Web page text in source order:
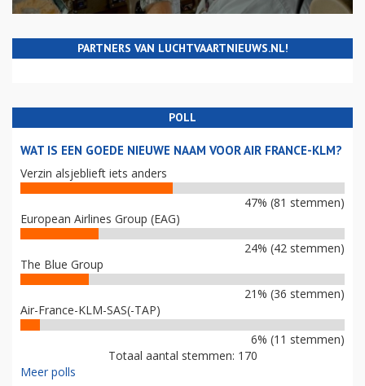
PARTNERS VAN LUCHTVAARTNIEUWS.NL!
POLL
WAT IS EEN GOEDE NIEUWE NAAM VOOR AIR FRANCE-KLM?
Verzin alsjeblieft iets anders
47% (81 stemmen)
European Airlines Group (EAG)
24% (42 stemmen)
The Blue Group
21% (36 stemmen)
Air-France-KLM-SAS(-TAP)
6% (11 stemmen)
Totaal aantal stemmen: 170
Meer polls